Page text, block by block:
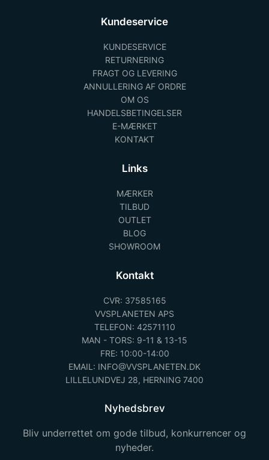
Kundeservice
KUNDESERVICE
RETURNERING
FRAGT OG LEVERING
ANNULLERING AF ORDRE
OM OS
HANDELSBETINGELSER
E-MÆRKET
KONTAKT
Links
MÆRKER
TILBUD
OUTLET
BLOG
SHOWROOM
Kontakt
CVR: 37585165
VVSPLANETEN APS
TELEFON: 42571110
MAN - TORS: 9-11 & 13-15
FRE: 10:00-14:00
EMAIL: INFO@VVSPLANETEN.DK
LILLELUNDVEJ 28, HERNING 7400
Nyhedsbrev
Bliv underrettet om gode tilbud, konkurrencer og
nyheder.